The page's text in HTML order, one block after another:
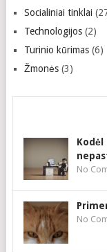
Socialiniai tinklai
Technologijos(2)
Turinio kūrimas(6)
Žmonės(3)
Kodėl
No
No